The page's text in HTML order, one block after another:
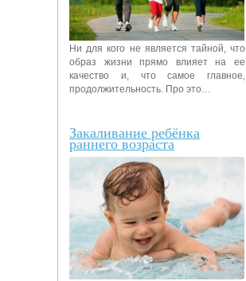
Ни для кого не является тайной, что
образ жизни прямо влияет на ее
качество и, что самое главное,
продолжительность. Про это…
Закаливание ребёнка
раннего возраста